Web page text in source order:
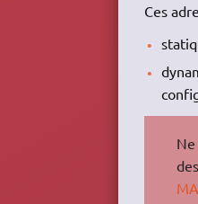
Ces